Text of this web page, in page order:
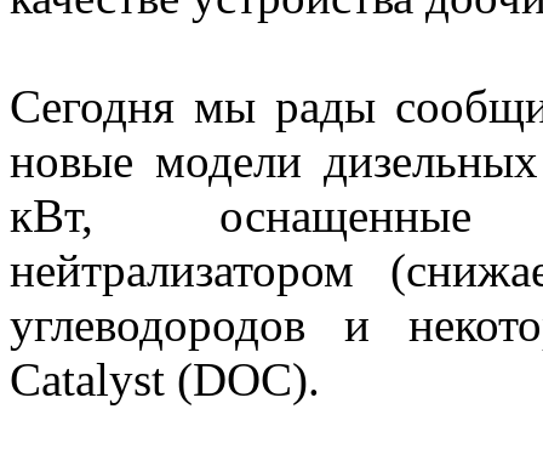
Сегодня мы рады
новые модели
кВт, оснащенные
нейтрализатором
углеводородов и
Catalyst (DOC).